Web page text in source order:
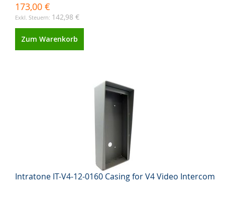
173,00 €
142,98 €
Zum Warenkorb
Intratone IT-V4-12-0160 Casing for V4 Video Intercom